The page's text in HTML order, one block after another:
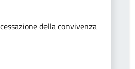
della convivenza